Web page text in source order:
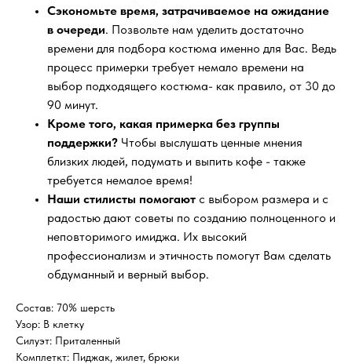
Сэкономьте время, затрачиваемое на ожидание
в очереди. Позвольте нам уделить достаточно
времени для подбора костюма именно для Вас. Ведь
процесс примерки требует немало времени на
выбор подходящего костюма- как правило, от 30 до
90 минут.
Кроме того, какая примерка без группы
поддержки? Чтобы выслушать ценные мнения
близких людей, подумать и выпить кофе - также
требуется немалое время!
Наши стилисты помогают с выбором размера и с
радостью дают советы по созданию полноценного и
неповторимого имиджа. Их высокий
профессионализм и этичность помогут Вам сделать
обдуманный и верный выбор.
Состав: 70% шерсть
Узор: В клетку
Силуэт: Приталенный
Комплеткт: Пиджак, жилет, брюки